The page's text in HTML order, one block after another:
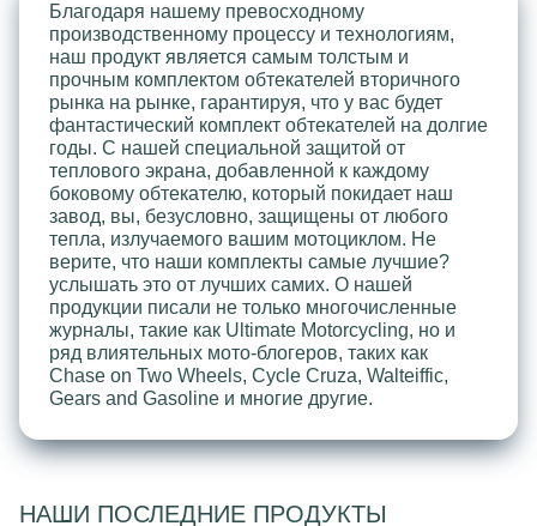
Благодаря нашему превосходному
производственному процессу и технологиям,
наш продукт является самым толстым и
прочным комплектом обтекателей вторичного
рынка на рынке, гарантируя, что у вас будет
фантастический комплект обтекателей на долгие
годы. С нашей специальной защитой от
теплового экрана, добавленной к каждому
боковому обтекателю, который покидает наш
завод, вы, безусловно, защищены от любого
тепла, излучаемого вашим мотоциклом. Не
верите, что наши комплекты самые лучшие?
услышать это от лучших самих. О нашей
продукции писали не только многочисленные
журналы, такие как Ultimate Motorcycling, но и
ряд влиятельных мото-блогеров, таких как
Chase on Two Wheels, Cycle Cruza, Walteiffic,
Gears and Gasoline и многие другие.
НАШИ ПОСЛЕДНИЕ ПРОДУКТЫ